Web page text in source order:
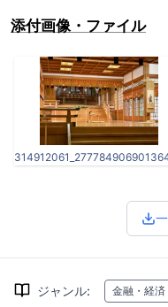
添付画像・ファイル
ジャンル: 金融・経済